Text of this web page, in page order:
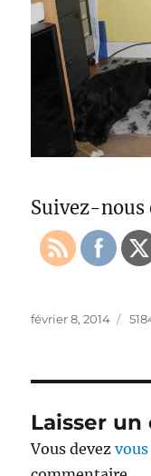
Suivez-nous
Publié
février 8, 2014
Laisser
Vous devez